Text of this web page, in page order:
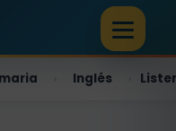
Inglés